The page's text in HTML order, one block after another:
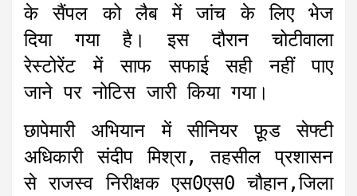
के सैंपल को लैब में जांच के लिए भेज
दिया गया है। इस दौरान चोटीवाला
रेस्टोरेंट में साफ सफाई सही नहीं पाए
जाने पर नोटिस जारी किया गया।
छापेमारी अभियान में सीनियर फ़ूड सेफ्टी
अधिकारी संदीप मिश्रा, तहसील प्रशासन
से राजस्व निरीक्षक एस0एस0 चौहान,जिला